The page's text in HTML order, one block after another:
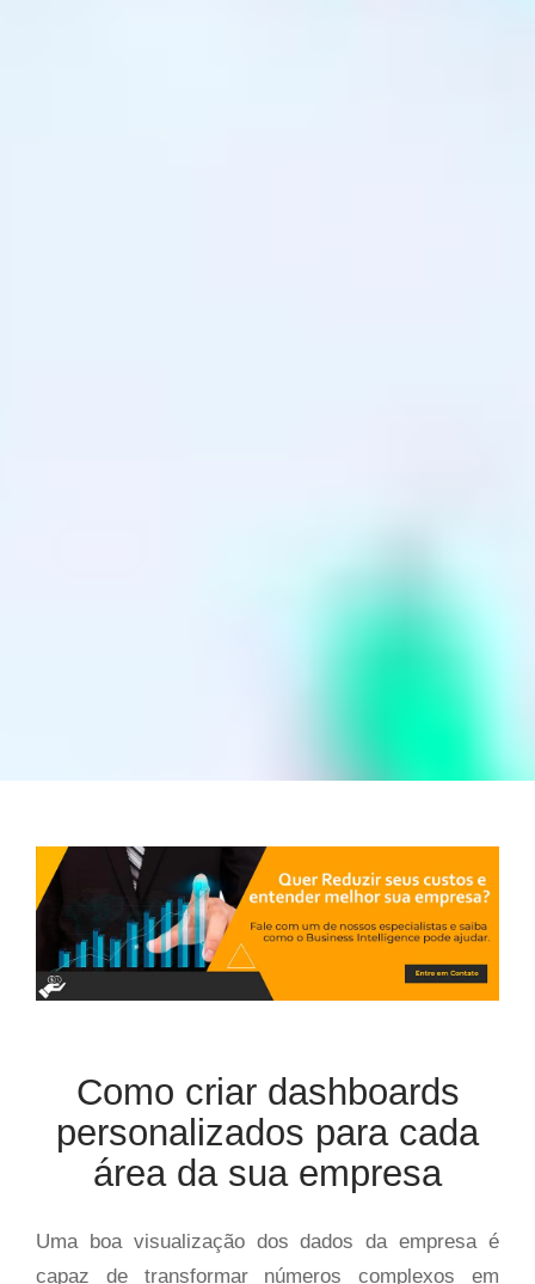
Como criar dashboards
personalizados para cada
área da sua empresa
Uma boa visualização dos dados da empresa é
capaz de transformar números complexos em